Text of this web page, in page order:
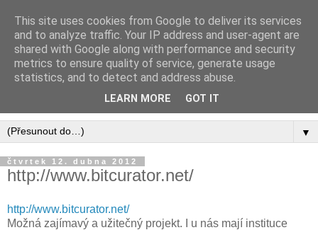
Digital Preservation CZ -
BLOG
Blog o dlouhodobé archivaci digitálních informací
▼
čtvrtek 12. dubna 2012
http://www.bitcurator.net/
http://www.bitcurator.net/
Možná zajímavý a užitečný projekt. I u nás mají instituce
This site uses cookies from Google to deliver its services
and to analyze traffic. Your IP address and user-agent are
shared with Google along with performance and security
metrics to ensure quality of service, generate usage
statistics, and to detect and address abuse.
LEARN MORE GOT IT